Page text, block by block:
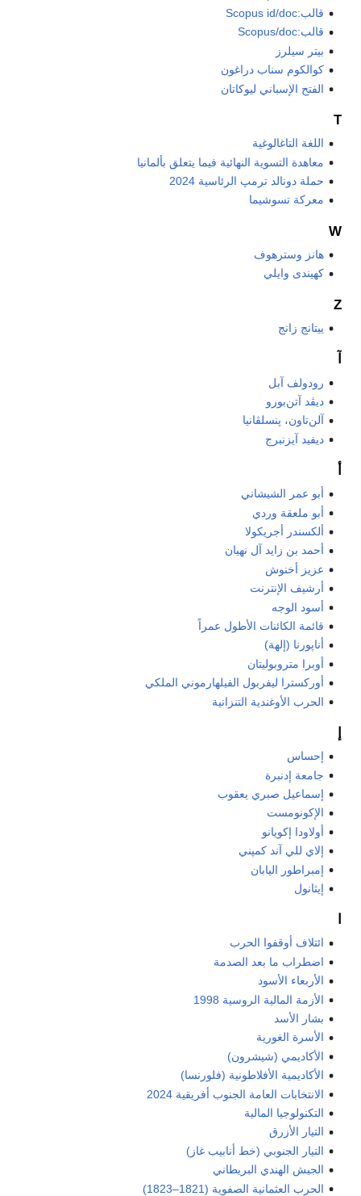
قالب:Scopus id/doc
قالب:Scopus/doc
بيتر سيلرز
كوالكوم سناب دراغون
الفتح الإسباني ليوكاتان
T
اللغة التاغالوغية
معاهدة التسوية النهائية فيما يتعلق بألمانيا
حملة دونالد ترمپ الرئاسية 2024
معركة تسوشيما
W
هانز وسترهوف
كهيندى وايلي
Z
ييتانج زانج
رودولف آبل
ديڤد آتن‌بورو
آلن‌تاون، پنسلڤانيا
ديفيد آيزنبرج
أبو عمر الشيشاني
أبو ملعقة وردي
ألكسندر أجريكولا
أحمد بن زايد آل نهيان
عزيز أخنوش
أرشيف الإنترنت
أسود الوجه
قائمة الكائنات الأطول عمراً
أناپورنا (إلهة)
أوبرا متروبوليتان
أوركسترا ليفربول الفيلهارموني الملكي
الحرب الأوغندية التنزانية
إ
إحساس
جامعة إدنبرة
إسماعيل صبري يعقوب
الإكونومست
أولاودا إكويانو
إلاي للي آند كمپني
إمبراطور اليابان
إيثانول
ائتلاف أوقفوا الحرب
اضطراب ما بعد الصدمة
الأربعاء الأسود
الأزمة المالية الروسية 1998
بشار الأسد
الأسرة الغورية
الأكاديمي (شيشرون)
الأكاديمية الأفلاطونية (فلورنسا)
الانتخابات العامة الجنوب أفريقية 2024
التكنولوجيا المالية
التيار الأزرق
التيار الجنوبي (خط أنابيب غاز)
الجيش الهندي البريطاني
الحرب العثمانية الصفوية (1821–1823)